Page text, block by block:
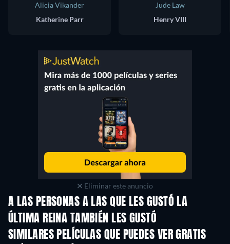
Alicia Vikander
Katherine Parr
Jude Law
Henry VIII
Eliminar este anuncio
A LAS PERSONAS A LAS QUE LES GUSTÓ LA
ÚLTIMA REINA TAMBIÉN LES GUSTÓ
SIMILARES PELÍCULAS QUE PUEDES VER GRATIS